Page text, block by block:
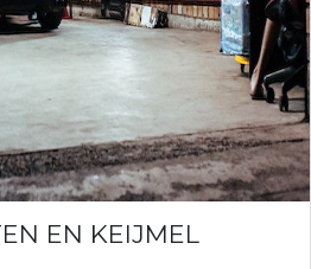
EN KEIJMEL